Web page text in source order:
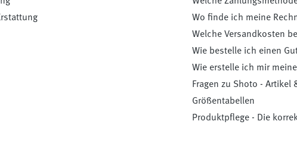
Wo finde ich meine
Welche Versandkosten
Wie bestelle ich einen
Wie erstelle ich mir
Fragen zu Shoto - Artikel
Größentabellen
Produktpflege - Die